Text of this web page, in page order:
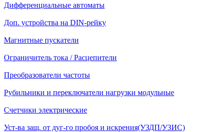
Дифференциальные автоматы
Доп. устройства на DIN-рейку
Магнитные пускатели
Ограничитель тока / Расцепители
Преобразователи частоты
Рубильники и переключатели нагрузки модульные
Счетчики электрические
Уст-ва защ. от дуг-го пробоя и искрения(УЗДП/УЗИС)